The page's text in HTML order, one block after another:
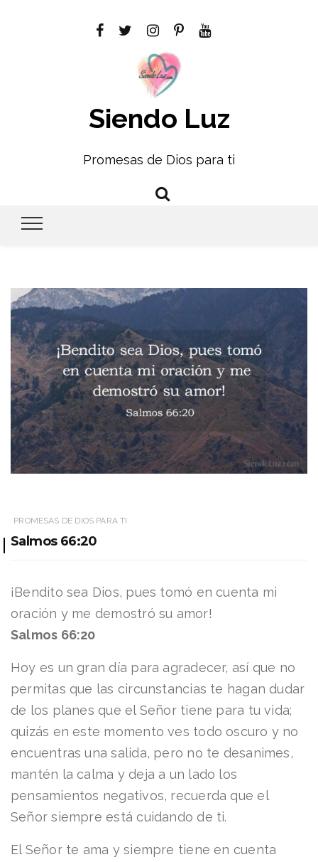
Siendo Luz
Promesas de Dios para ti
PROMESAS DE DIOS PARA TI
Salmos 66:20
¡Bendito sea Dios, pues tomó en cuenta mi
oración y me demostró su amor!
Salmos 66:20
Hoy es un gran día para agradecer, así que no
permitas que las circunstancias te hagan dudar
de los planes que el Señor tiene para tu vida;
quizás en este momento ves todo oscuro y no
encuentras una salida, pero no te desanimes,
mantén la calma y deja a un lado los
pensamientos negativos, recuerda que el
Señor siempre está cuidando de ti.
El Señor te ama y siempre tiene en cuenta